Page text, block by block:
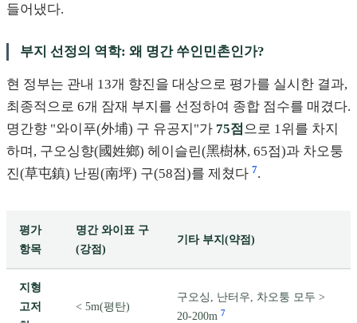
들어냈다.
부지 선정의 역학: 왜 명간 쑤인민촌인가?
현 정부는 관내 13개 향진을 대상으로 평가를 실시한 결과,
최종적으로 6개 잠재 부지를 선정하여 종합 점수를 매겼다.
명간향 "와이푸(外埔) 구 유공지"가 75점으로 1위를 차지
하며, 구오싱향(國姓鄉) 헤이슬린(黑樹林, 65점)과 차오퉁
진(草屯鎮) 난핑(南坪) 구(58점)를 제쳤다 7.
평가
항목
명간 와이표 구
(강점)
기타 부지(약점)
지형
고저
< 5m(평탄)
구오싱, 난터우, 차오퉁 모두 >
20-200m 7